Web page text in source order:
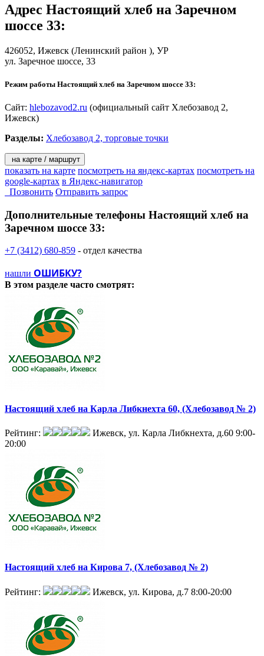
Адрес Настоящий хлеб на Заречном
шоссе 33:
426052, Ижевск (Ленинский район ), УР
ул. Заречное шоссе, 33
Режим работы Настоящий хлеб на Заречном шоссе 33:
Сайт: hlebozavod2.ru (официальный сайт Хлебозавод 2,
Ижевск)
Разделы: Хлебозавод 2, торговые точки
на карте / маршрут
показать на карте посмотреть на яндекс-картах посмотреть на
google-картах в Яндекс-навигатор
Позвонить Отправить запрос
Дополнительные телефоны Настоящий хлеб на
Заречном шоссе 33:
+7 (3412) 680-859 - отдел качества
нашли ОШИБКУ?
В этом разделе часто смотрят:
Настоящий хлеб на Карла Либкнехта 60, (Хлебозавод № 2)
Рейтинг: Ижевск, ул. Карла Либкнехта, д.60 9:00-
20:00
Настоящий хлеб на Кирова 7, (Хлебозавод № 2)
Рейтинг: Ижевск, ул. Кирова, д.7 8:00-20:00